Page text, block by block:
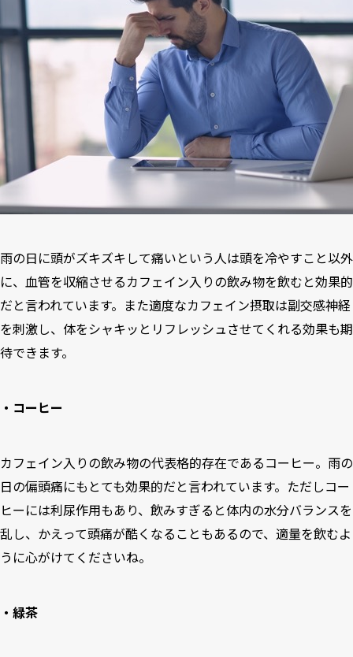
雨の日に頭がズキズキして痛いという人は頭を冷やすこと以外
に、血管を収縮させるカフェイン入りの飲み物を飲むと効果的
だと言われています。また適度なカフェイン摂取は副交感神経
を刺激し、体をシャキッとリフレッシュさせてくれる効果も期
待できます。
・コーヒー
カフェイン入りの飲み物の代表格的存在であるコーヒー。雨の
日の偏頭痛にもとても効果的だと言われています。ただしコー
ヒーには利尿作用もあり、飲みすぎると体内の水分バランスを
乱し、かえって頭痛が酷くなることもあるので、適量を飲むよ
うに心がけてくださいね。
・緑茶